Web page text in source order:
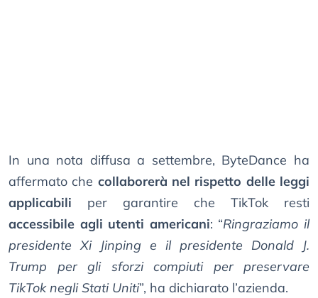
In una nota diffusa a settembre, ByteDance ha
affermato che collaborerà nel rispetto delle leggi
applicabili per garantire che TikTok resti
accessibile agli utenti americani: “Ringraziamo il
presidente Xi Jinping e il presidente Donald J.
Trump per gli sforzi compiuti per preservare
TikTok negli Stati Uniti”, ha dichiarato l’azienda.